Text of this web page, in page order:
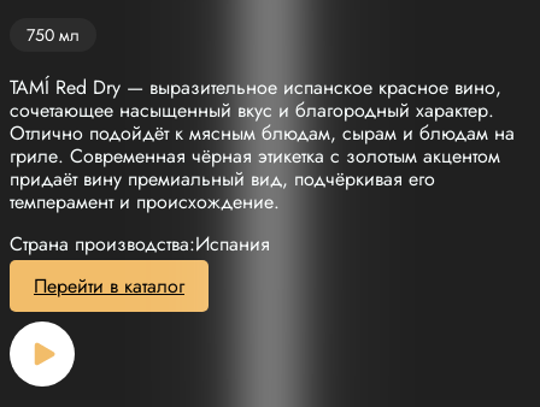
750 мл
TAMÍ Red Dry — выразительное испанское красное вино,
сочетающее насыщенный вкус и благородный характер.
Отлично подойдёт к мясным блюдам, сырам и блюдам на
гриле. Современная чёрная этикетка с золотым акцентом
придаёт вину премиальный вид, подчёркивая его
темперамент и происхождение.
Страна производства:Испания
Перейти в каталог